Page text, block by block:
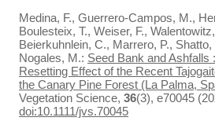
Medina, F., Guerrero-Campos, M.,
Boulesteix, T., Weiser, F.,
Beierkuhnlein, C., Marrero, P.,
Nogales, M.: Seed Bank and Ashfalls
Resetting Effect of the Recent
the Canary Pine Forest (La Palma,
Vegetation Science, 36(3), e70045
doi:10.1111/jvs.70045